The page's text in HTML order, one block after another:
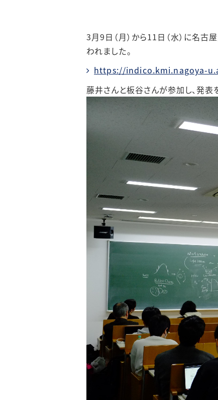
3月9日（月）から11日（水）に
われました。
https://indico.kmi.nagoya-
藤井さんと板谷さんが参加し、発表